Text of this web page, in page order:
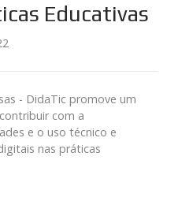
Educativas
- DidaTic promove um
com a
e o uso técnico e
nas práticas